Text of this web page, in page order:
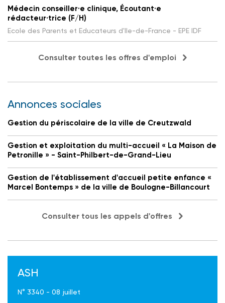
Médecin conseiller·e clinique, Écoutant·e
rédacteur·trice (F/H)
Ecole des Parents et Educateurs d'Ile-de-France - EPE IDF
Consulter toutes les offres d'emploi
Annonces sociales
Gestion du périscolaire de la ville de Creutzwald
Gestion et exploitation du multi-accueil « La Maison de
Petronille » - Saint-Philbert-de-Grand-Lieu
Gestion de l'établissement d'accueil petite enfance «
Marcel Bontemps » de la ville de Boulogne-Billancourt
Consulter tous les appels d'offres
ASH
N° 3340 - 08 juillet